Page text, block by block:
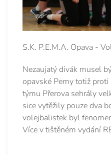
S.K. P.E.M.A. Opava -
Nezaujatý divák musel
opavské Pemy totiž
týmu Přerova sehrály
sice vytěžily pouze dva
volejbalistek byl
Více v tištěném vydání